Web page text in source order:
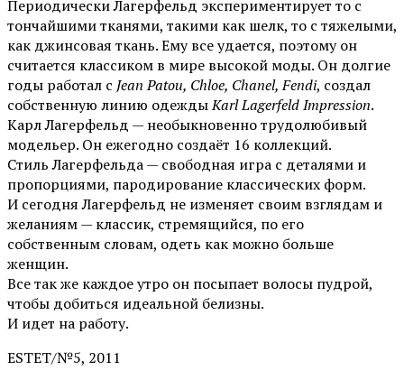
Периодически Лагерфельд экспериментирует то с
тончайшими тканями, такими как шелк, то с тяжелыми,
как джинсовая ткань. Ему все удается, поэтому он
считается классиком в мире высокой моды. Он долгие
годы работал с Jean Patou, Chloe, Chanel, Fendi, создал
собственную линию одеждыKarl Lagerfeld Impression.
Карл Лагерфельд — необыкновенно трудолюбивый
модельер. Он ежегодно создаёт 16 коллекций.
Стиль Лагерфельда — свободная игра с деталями и
пропорциями, пародирование классических форм.
И сегодня Лагерфельд не изменяет своим взглядам и
желаниям — классик, стремящийся, по его
собственным словам, одеть как можно больше
женщин.
Все так же каждое утро он посыпает волосы пудрой,
чтобы добиться идеальной белизны.
И идет на работу.
ESTET/№5, 2011